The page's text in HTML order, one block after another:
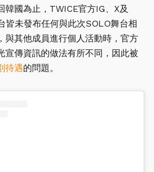
韓國為止，TWICE官方IG、X及
皆未發布任何與此次SOLO舞台相
與其他成員進行個人活動時，官方
宣傳資訊的做法有所不同，因此被
待遇的問題。